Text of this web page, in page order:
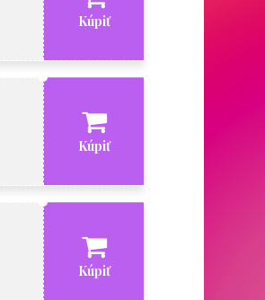
Kúpiť
Kúpiť
Kúpiť